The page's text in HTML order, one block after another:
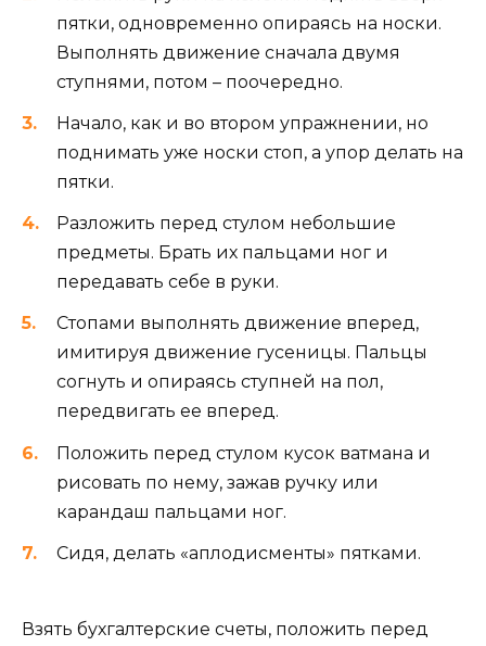
пятки, одновременно опираясь на носки.
Выполнять движение сначала двумя
ступнями, потом – поочередно.
Начало, как и во втором упражнении, но
поднимать уже носки стоп, а упор делать на
пятки.
Разложить перед стулом небольшие
предметы. Брать их пальцами ног и
передавать себе в руки.
Стопами выполнять движение вперед,
имитируя движение гусеницы. Пальцы
согнуть и опираясь ступней на пол,
передвигать ее вперед.
Положить перед стулом кусок ватмана и
рисовать по нему, зажав ручку или
карандаш пальцами ног.
Сидя, делать «аплодисменты» пятками.
Взять бухгалтерские счеты, положить перед